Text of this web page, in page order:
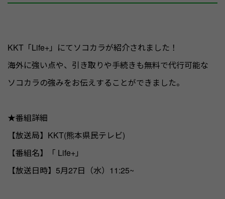
KKT「Life+」にてソコカラが紹介されました！
海外に強い点や、引き取りや手続きも無料で代行可能な
ソコカラの強みをお伝えすることができました。
★番組詳細
【放送局】KKT(熊本県民テレビ)
【番組名】「 Life+」
【放送日時】5月27日（水）11:25~